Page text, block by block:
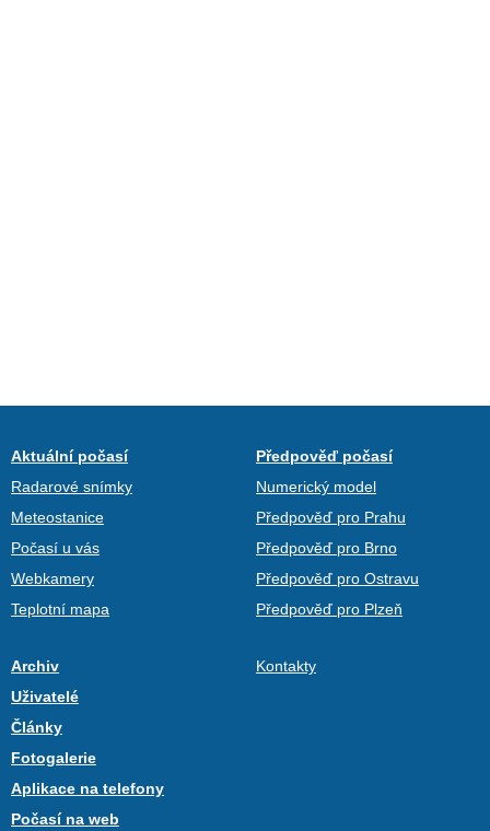
Aktuální počasí
Radarové snímky
Meteostanice
Počasí u vás
Webkamery
Teplotní mapa
Předpověď počasí
Numerický model
Předpověď pro Prahu
Předpověď pro Brno
Předpověď pro Ostravu
Předpověď pro Plzeň
Archiv
Uživatelé
Články
Fotogalerie
Aplikace na telefony
Počasí na web
Kontakty